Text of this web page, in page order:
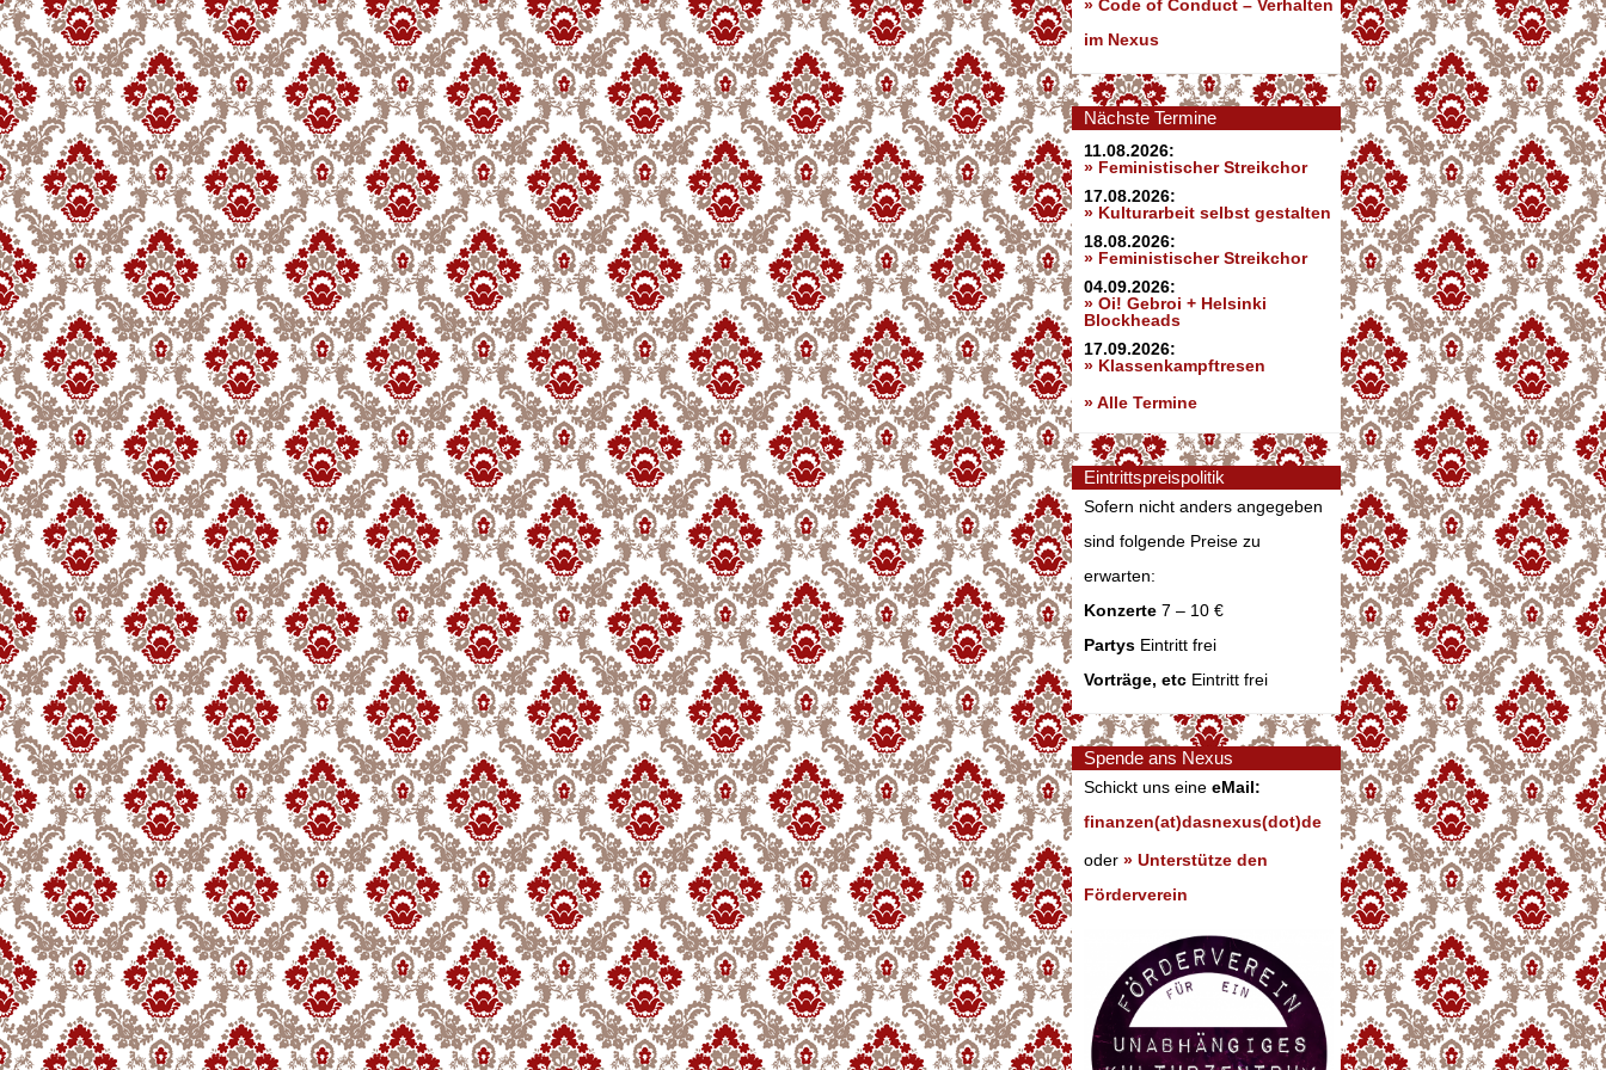
» Code of Conduct – Verhalten
im Nexus
Nächste Termine
11.08.2026:
» Feministischer Streikchor
17.08.2026:
» Kulturarbeit selbst gestalten
18.08.2026:
» Feministischer Streikchor
04.09.2026:
» Oi! Gebroi + Helsinki
Blockheads
17.09.2026:
» Klassenkampftresen
» Alle Termine
Eintrittspreispolitik
Sofern nicht anders angegeben
sind folgende Preise zu
erwarten:
Konzerte 7 – 10 €
Partys Eintritt frei
Vorträge, etc Eintritt frei
Spende ans Nexus
Schickt uns eine eMail:
finanzen(at)dasnexus(dot)de
oder » Unterstütze den
Förderverein